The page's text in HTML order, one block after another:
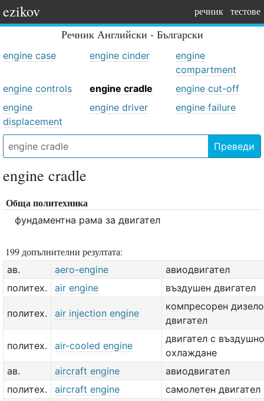
ezikov речник тестове
Речник Английски - Български
engine case engine cinder
engine
compartment
engine controls
engine cradle
engine cut-off
engine
displacement
engine driver engine failure
Преведи
engine cradle
Обща политехника
фундаментна рама за двигател
199 допълнителни резултата:
ав. aero-engine
авиодвигател
политех.
air engine въздушен двигател
политех. air injection engine
компресорен
двигател
политех. air-cooled engine
двигател с въздушно
охлаждане
ав.
aircraft engine
авиодвигател
политех.
aircraft engine самолетен двигател